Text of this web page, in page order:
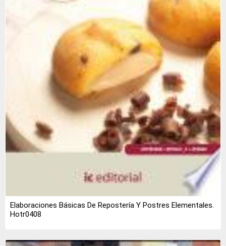
Elaboraciones Básicas De Repostería Y Postres Elementales.
Hotr0408